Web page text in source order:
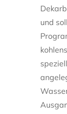
und